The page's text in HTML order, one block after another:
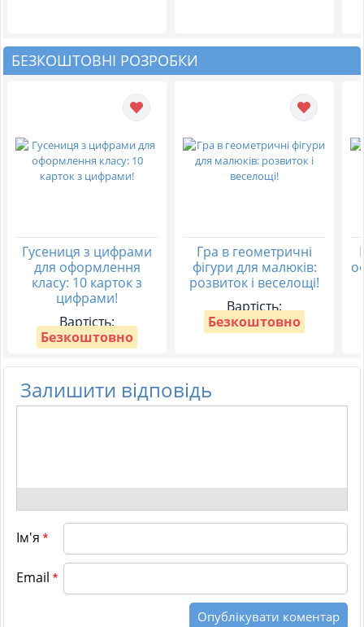
БЕЗКОШТОВНІ РОЗРОБКИ
Гусениця з цифрами
для оформлення
класу: 10 карток з
цифрами!
Вартість:
Безкоштовно
Гра в геометричні
фігури для малюків:
розвиток і веселощі!
Вартість:
Безкоштовно
Залишити відповідь
Ім'я *
Email *